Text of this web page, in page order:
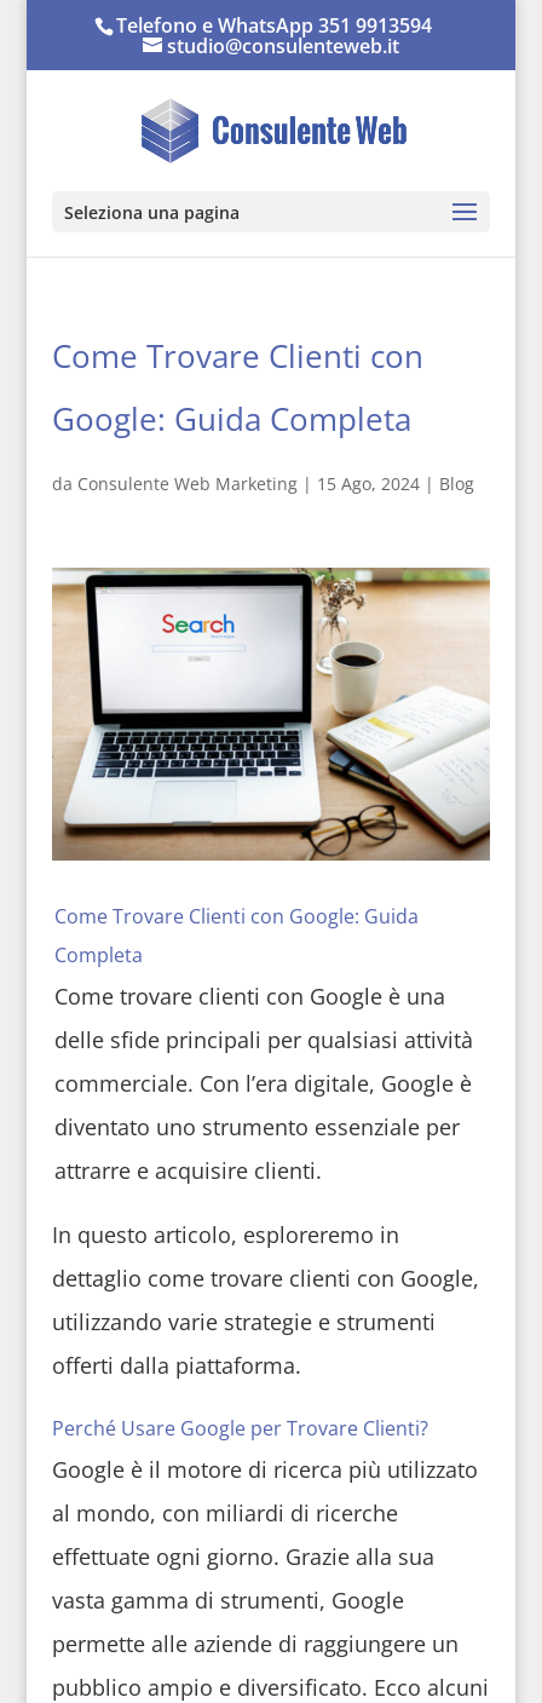
Telefono e WhatsApp 351 9913594
studio@consulenteweb.it
Seleziona una pagina
Come Trovare Clienti con
Google: Guida Completa
da Consulente Web Marketing| 15 Ago, 2024| Blog
Come Trovare Clienti con Google: Guida
Completa
Come trovare clienti con Google è una
delle sfide principali per qualsiasi attività
commerciale. Con l’era digitale, Google è
diventato uno strumento essenziale per
attrarre e acquisire clienti.
In questo articolo, esploreremo in
dettaglio come trovare clienti con Google,
utilizzando varie strategie e strumenti
offerti dalla piattaforma.
Perché Usare Google per Trovare Clienti?
Google è il motore di ricerca più utilizzato
al mondo, con miliardi di ricerche
effettuate ogni giorno. Grazie alla sua
vasta gamma di strumenti, Google
permette alle aziende di raggiungere un
pubblico ampio e diversificato. Ecco alcuni